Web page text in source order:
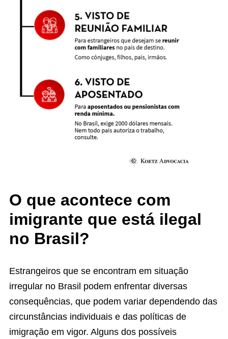
O que acontece com
imigrante que está ilegal
no Brasil?
Estrangeiros que se encontram em situação
irregular no Brasil podem enfrentar diversas
consequências, que podem variar dependendo das
circunstâncias individuais e das políticas de
imigração em vigor. Alguns dos possíveis